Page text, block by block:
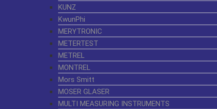
KUNZ
KwunPhi
MERYTRONIC
METERTEST
METREL
MONTREL
Mors Smitt
MOSER GLASER
MULTI MEASURING INSTRUMENTS